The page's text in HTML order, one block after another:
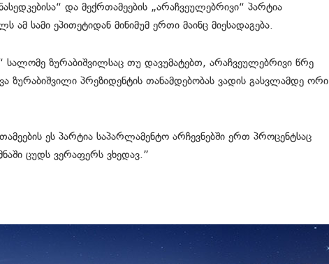
და მექრთამეების „არაჩვეულებრივი“ პარტია
სამი ეპითეტიდან მინიმუმ ერთი მაინც მიესადაგება.
სალომე ზურაბიშვილსაც თუ დავუმატებთ, არაჩვეულებრივი წრე
ზურაბიშვილი პრეზიდენტის თანამდებობას ვადის გასვლამდე ორი
ეს პარტია საპარლამენტო არჩევნებში ერთ პროცენტსაც
ცუდს ვერაფერს ვხედავ.”